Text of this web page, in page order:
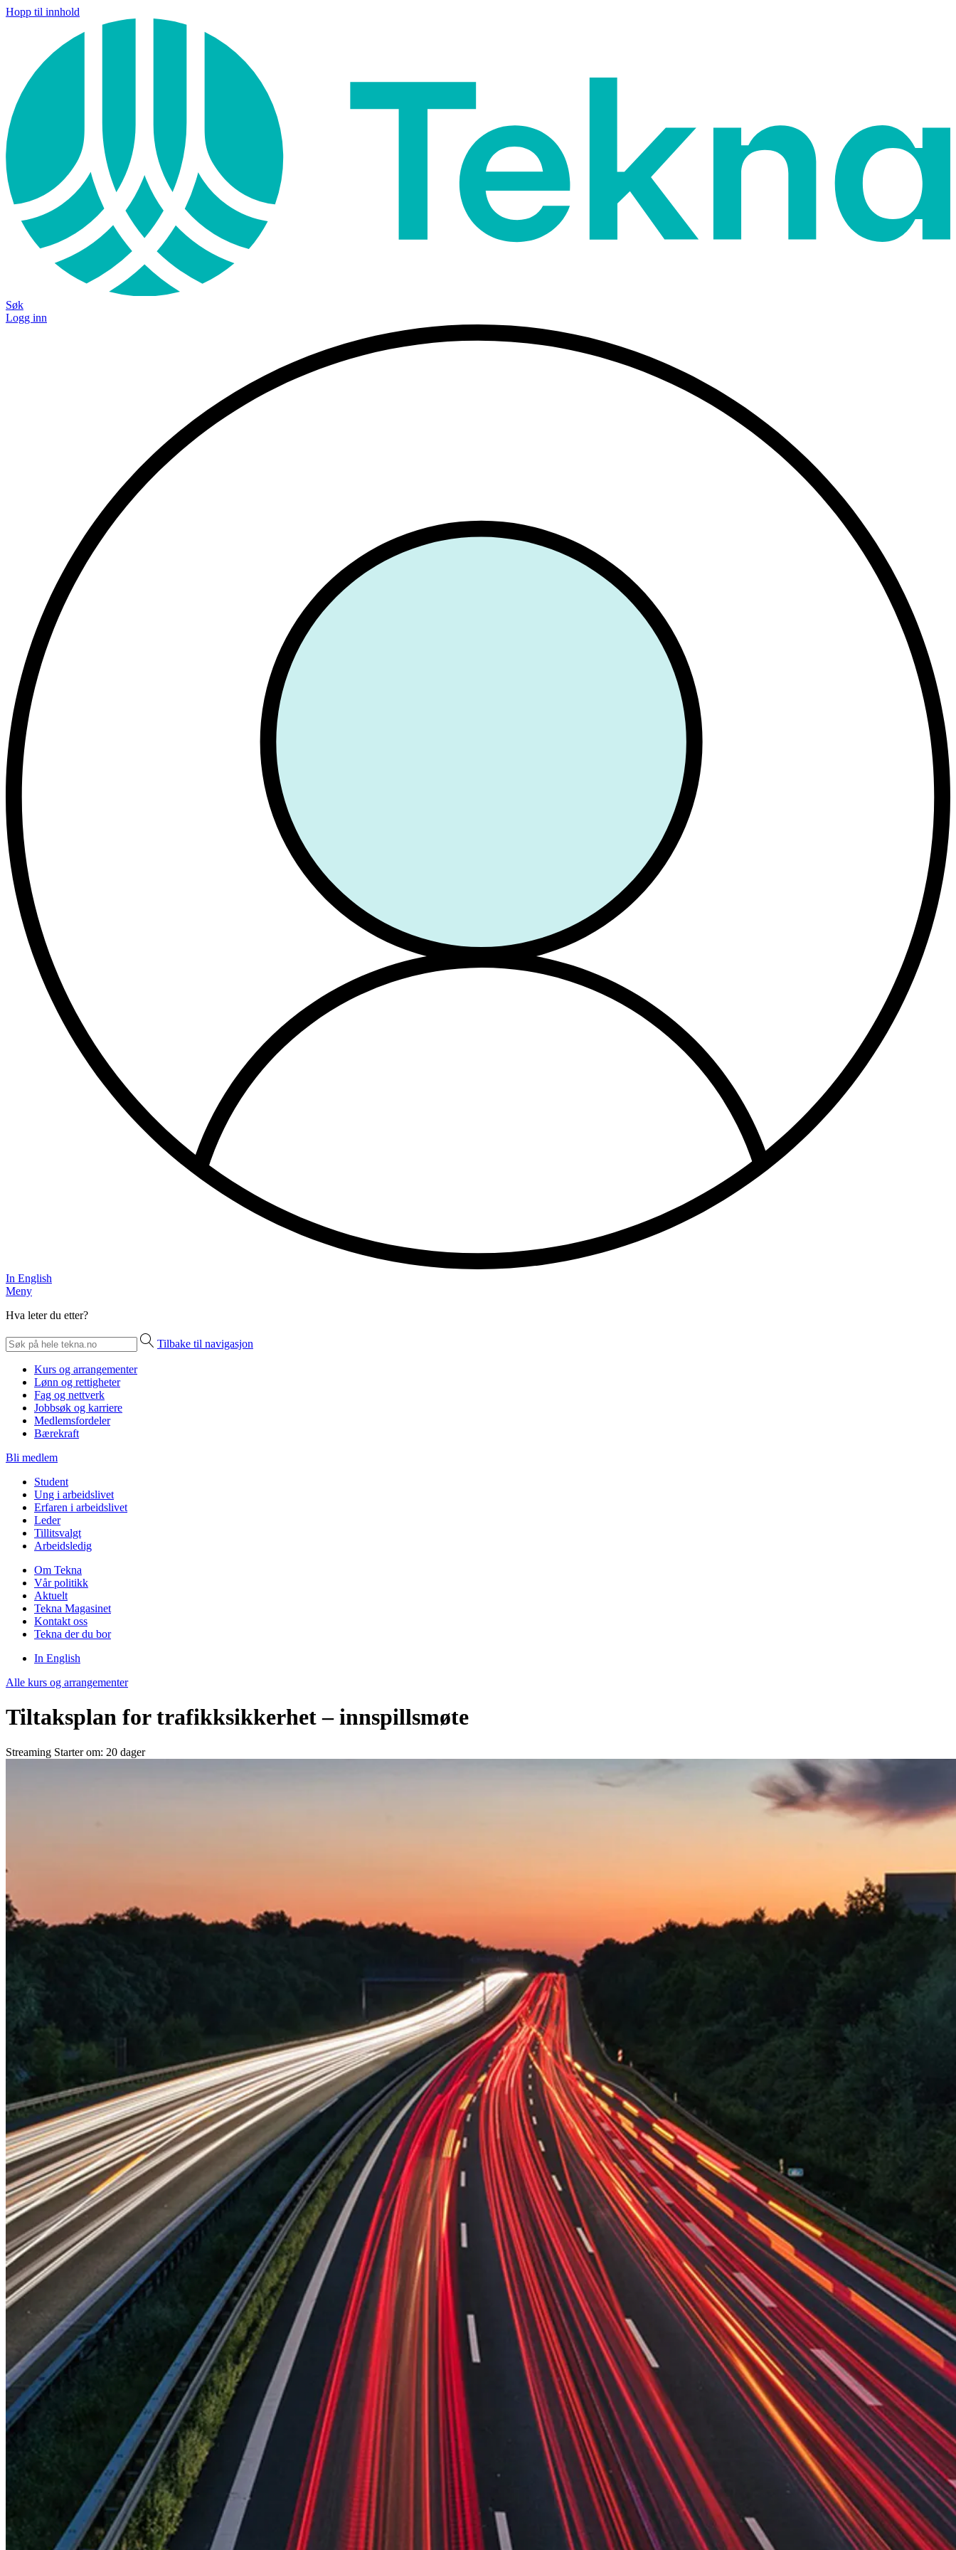
Hopp til innhold
Søk
Logg inn
In English
Meny
Hva leter du etter?
Tilbake til navigasjon
Kurs og arrangementer
Lønn og rettigheter
Fag og nettverk
Jobbsøk og karriere
Medlemsfordeler
Bærekraft
Bli medlem
Student
Ung i arbeidslivet
Erfaren i arbeidslivet
Leder
Tillitsvalgt
Arbeidsledig
Om Tekna
Vår politikk
Aktuelt
Tekna Magasinet
Kontakt oss
Tekna der du bor
In English
Alle kurs og arrangementer
Tiltaksplan for trafikksikkerhet – innspillsmøte
Streaming Starter om: 20 dager